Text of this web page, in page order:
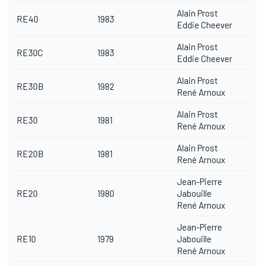
RE40 1983
Alain Prost
Eddie Cheever
RE30C 1983
Alain Prost
Eddie Cheever
RE30B 1982
Alain Prost
René Arnoux
RE30 1981
Alain Prost
René Arnoux
RE20B 1981
Alain Prost
René Arnoux
RE20 1980
Jean-Pierre
Jabouille
René Arnoux
RE10 1979
Jean-Pierre
Jabouille
René Arnoux